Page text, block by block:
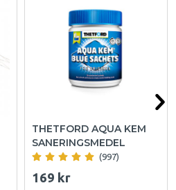
THETFORD AQUA KEM
SANERINGSMEDEL
(997)
169 kr